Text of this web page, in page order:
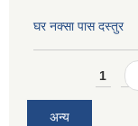
घर नक्सा पास दस्तुर
Pages1
अन्य